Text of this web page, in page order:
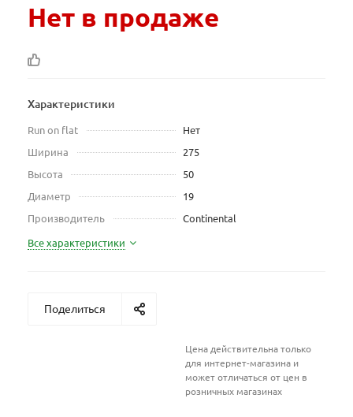
Нет в продаже
Характеристики
Run on flat
Нет
Ширина
275
Высота
50
Диаметр
19
Производитель
Continental
Все характеристики
Поделиться
Цена действительна только
для интернет-магазина и
может отличаться от цен в
розничных магазинах